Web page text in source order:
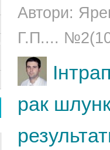
Автори:
Г.П....
рак